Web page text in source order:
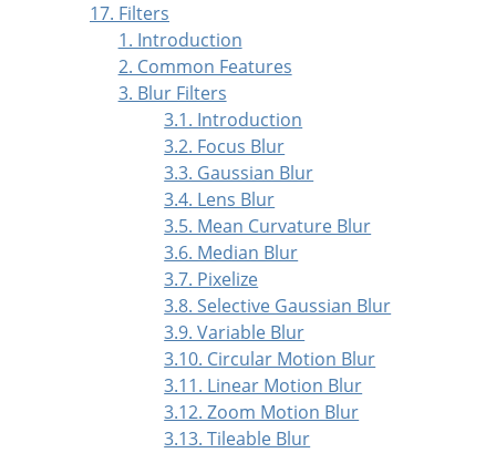
17. Filters
1. Introduction
2. Common Features
3. Blur Filters
3.1. Introduction
3.2. Focus Blur
3.3. Gaussian Blur
3.4. Lens Blur
3.5. Mean Curvature Blur
3.6. Median Blur
3.7. Pixelize
3.8. Selective Gaussian Blur
3.9. Variable Blur
3.10. Circular Motion Blur
3.11. Linear Motion Blur
3.12. Zoom Motion Blur
3.13. Tileable Blur